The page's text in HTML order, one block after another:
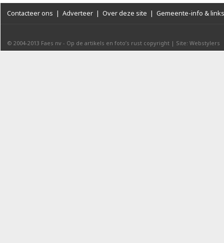
Contacteer ons | Adverteer | Over deze site | Gemeente-info & links
© 2004-2013 Faes nv - Op de artikels en foto’s rust copyright | Site: Webstylers